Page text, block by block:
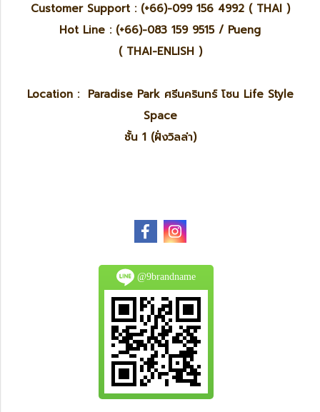
Customer Support : (+66)-099 156 4992 ( THAI )
Hot Line : (+66)-083 159 9515 / Pueng
( THAI-ENLISH )
Location : Paradise Park ศรีนครินทร์ โซน Life Style
Space
ชั้น 1 (ฝั่งวิลล่า)
@9brandname